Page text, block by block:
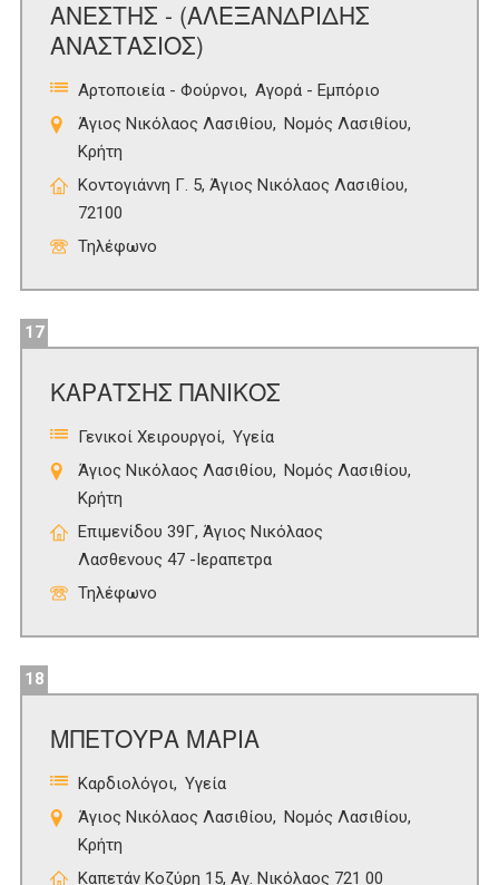
ΑΝΕΣΤΗΣ - (ΑΛΕΞΑΝΔΡΙΔΗΣ
ΑΝΑΣΤΑΣΙΟΣ)
Αρτοποιεία - Φούρνοι Αγορά - Εμπόριο
Άγιος Νικόλαος Λασιθίου
Νομός Λασιθίου
Κρήτη
Κοντογιάννη Γ. 5, Άγιος Νικόλαος Λασιθίου,
72100
Τηλέφωνο
17
ΚΑΡΑΤΣΗΣ ΠΑΝΙΚΟΣ
Γενικοί Χειρουργοί Υγεία
Άγιος Νικόλαος Λασιθίου
Νομός Λασιθίου
Κρήτη
Επιμενίδου 39Γ, Άγιος Νικόλαος
Λασθενους 47 -Ιεραπετρα
Τηλέφωνο
18
ΜΠΕΤΟΥΡΑ ΜΑΡΙΑ
Καρδιολόγοι Υγεία
Άγιος Νικόλαος Λασιθίου
Νομός Λασιθίου
Κρήτη
Καπετάν Κοζύρη 15, Αγ. Νικόλαος 721 00